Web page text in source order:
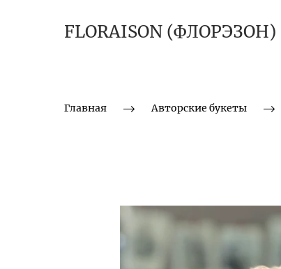
FLORAISON (ФЛОРЭЗОН)
Главная Авторские букеты